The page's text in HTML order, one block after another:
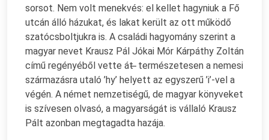
sorsot. Nem volt menekvés: el kellet hagyniuk a Fő
utcán álló házukat, és lakat került az ott működő
szatócsboltjukra is. A családi hagyomány szerint a
magyar nevet Krausz Pál Jókai Mór Kárpáthy Zoltán
című regényéből vette át ̶ természetesen a nemesi
származásra utaló ’hy’ helyett az egyszerű ’i’-vel a
végén. A német nemzetiségű, de magyar könyveket
is szívesen olvasó, a magyarságát is vállaló Krausz
Pált azonban megtagadta hazája.